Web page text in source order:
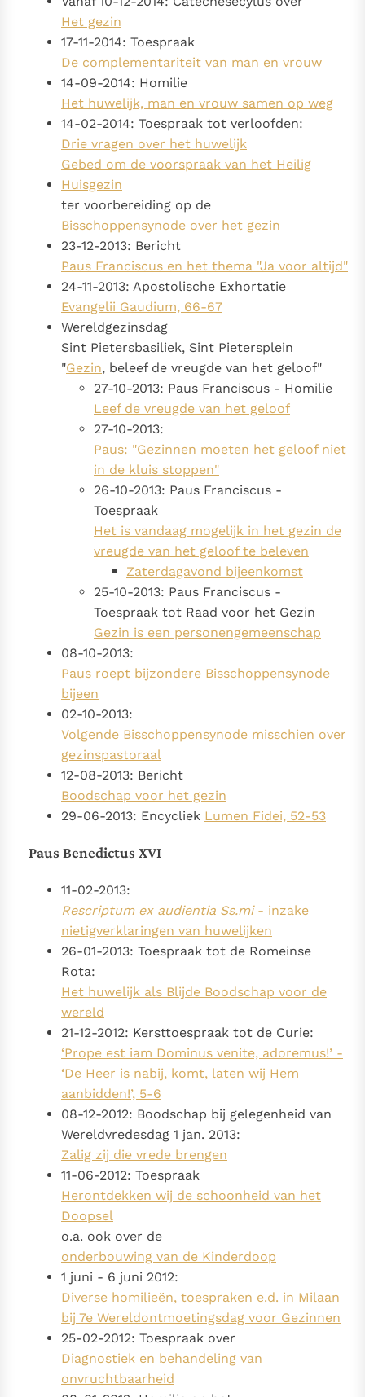
Het gezin
17-11-2014: Toespraak
De complementariteit van man en vrouw
14-09-2014: Homilie
Het huwelijk, man en vrouw samen op weg
14-02-2014: Toespraak tot verloofden:
Drie vragen over het huwelijk
Gebed om de voorspraak van het Heilig
Huisgezin
ter voorbereiding op de
Bisschoppensynode over het gezin
23-12-2013: Bericht
Paus Franciscus en het thema "Ja voor altijd"
24-11-2013: Apostolische Exhortatie
Evangelii Gaudium, 66-67
Wereldgezinsdag
Sint Pietersbasiliek, Sint Pietersplein
"Gezin, beleef de vreugde van het geloof"
27-10-2013: Paus Franciscus - Homilie
Leef de vreugde van het geloof
27-10-2013:
Paus: "Gezinnen moeten het geloof niet
in de kluis stoppen"
26-10-2013: Paus Franciscus -
Toespraak
Het is vandaag mogelijk in het gezin de
vreugde van het geloof te beleven
Zaterdagavond bijeenkomst
25-10-2013: Paus Franciscus -
Toespraak tot Raad voor het Gezin
Gezin is een personengemeenschap
08-10-2013:
Paus roept bijzondere Bisschoppensynode
bijeen
02-10-2013:
Volgende Bisschoppensynode misschien over
gezinspastoraal
12-08-2013: Bericht
Boodschap voor het gezin
29-06-2013: Encycliek Lumen Fidei, 52-53
Paus Benedictus XVI
11-02-2013:
Rescriptum ex audientia Ss.mi- inzake
nietigverklaringen van huwelijken
26-01-2013: Toespraak tot de Romeinse
Rota:
Het huwelijk als Blijde Boodschap voor de
wereld
21-12-2012: Kersttoespraak tot de Curie:
‘Prope est iam Dominus venite, adoremus!’ -
‘De Heer is nabij, komt, laten wij Hem
aanbidden!’, 5-6
08-12-2012: Boodschap bij gelegenheid van
Wereldvredesdag 1 jan. 2013:
Zalig zij die vrede brengen
11-06-2012: Toespraak
Herontdekken wij de schoonheid van het
Doopsel
o.a. ook over de
onderbouwing van de Kinderdoop
1 juni - 6 juni 2012:
Diverse homilieën, toespraken e.d. in Milaan
bij 7e Wereldontmoetingsdag voor Gezinnen
25-02-2012: Toespraak over
Diagnostiek en behandeling van
onvruchtbaarheid